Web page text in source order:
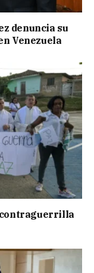
denuncia su
Venezuela
contraguerrilla